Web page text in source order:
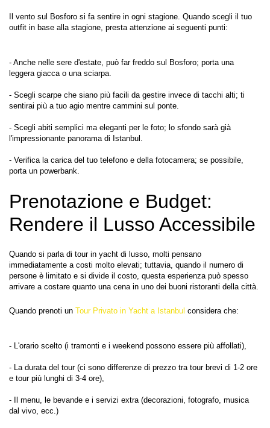
Il vento sul Bosforo si fa sentire in ogni stagione. Quando scegli il tuo
outfit in base alla stagione, presta attenzione ai seguenti punti:
- Anche nelle sere d'estate, può far freddo sul Bosforo; porta una
leggera giacca o una sciarpa.
- Scegli scarpe che siano più facili da gestire invece di tacchi alti; ti
sentirai più a tuo agio mentre cammini sul ponte.
- Scegli abiti semplici ma eleganti per le foto; lo sfondo sarà già
l'impressionante panorama di Istanbul.
- Verifica la carica del tuo telefono e della fotocamera; se possibile,
Prenotazione e Budget:
Rendere il Lusso Accessibile
Quando si parla di tour in yacht di lusso, molti pensano
immediatamente a costi molto elevati; tuttavia, quando il numero di
persone è limitato e si divide il costo, questa esperienza può spesso
arrivare a costare quanto una cena in uno dei buoni ristoranti della città.
Quando prenoti un Tour Privato in Yacht a Istanbul considera che:
- L'orario scelto (i tramonti e i weekend possono essere più affollati),
- La durata del tour (ci sono differenze di prezzo tra tour brevi di 1-2 ore
e tour più lunghi di 3-4 ore),
- Il menu, le bevande e i servizi extra (decorazioni, fotografo, musica
dal vivo, ecc.)